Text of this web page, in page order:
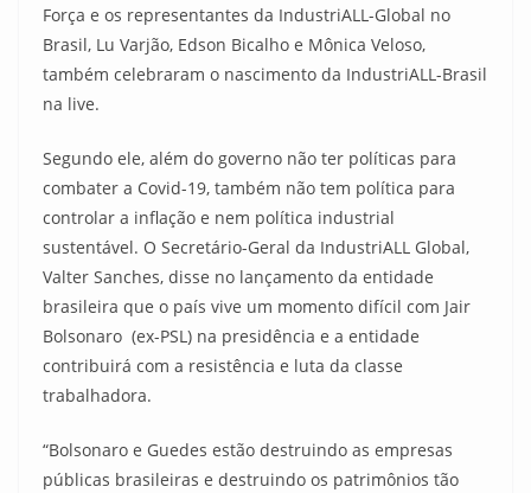
Força e os representantes da IndustriALL-Global no
Brasil, Lu Varjão, Edson Bicalho e Mônica Veloso,
também celebraram o nascimento da IndustriALL-Brasil
na live.
Segundo ele, além do governo não ter políticas para
combater a Covid-19, também não tem política para
controlar a inflação e nem política industrial
sustentável. O Secretário-Geral da IndustriALL Global,
Valter Sanches, disse no lançamento da entidade
brasileira que o país vive um momento difícil com Jair
Bolsonaro (ex-PSL) na presidência e a entidade
contribuirá com a resistência e luta da classe
trabalhadora.
“Bolsonaro e Guedes estão destruindo as empresas
públicas brasileiras e destruindo os patrimônios tão